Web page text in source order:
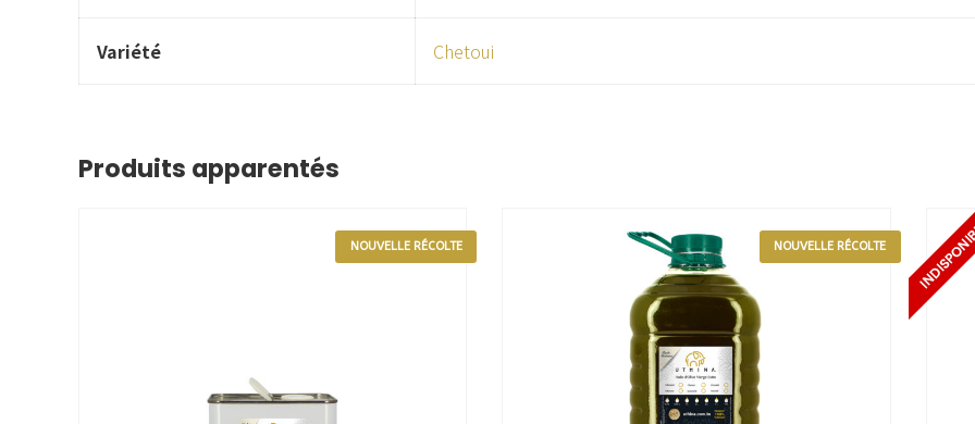
Variété Chetoui
Produits apparentés
NOUVELLE RÉCOLTE NOUVELLE RÉCOLTE